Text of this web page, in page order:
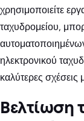
χρησιμοποιείτε
ταχυδρομείου,
ηλεκτρονικού
καλύτερες σχέσεις
Βελτίωση